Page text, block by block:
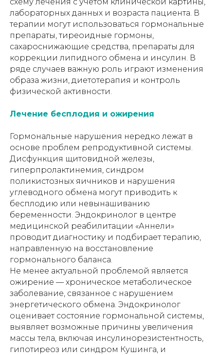
лабораторных данных и возраста пациента. В
терапии могут использоваться гормональные
препараты, тиреоидные гормоны,
сахароснижающие средства, препараты для
коррекции липидного обмена и инсулин. В
ряде случаев важную роль играют изменения
образа жизни, диетотерапия и контроль
физической активности.
Лечение бесплодия и ожирения
Гормональные нарушения нередко лежат в
основе проблем репродуктивной системы.
Дисфункция щитовидной железы,
гиперпролактинемия, синдром
поликистозных яичников и нарушения
углеводного обмена могут приводить к
бесплодию или невынашиванию
беременности. Эндокринолог в центре
медицинской реабилитации «Аннели»
проводит диагностику и подбирает терапию,
направленную на восстановление
гормонального баланса.
Не менее актуальной проблемой является
ожирение — хроническое метаболическое
заболевание, связанное с нарушением
энергетического обмена. Эндокринолог
оценивает состояние гормональной системы,
выявляет возможные причины увеличения
массы тела, включая инсулинорезистентность,
гипотиреоз или синдром Кушинга, и